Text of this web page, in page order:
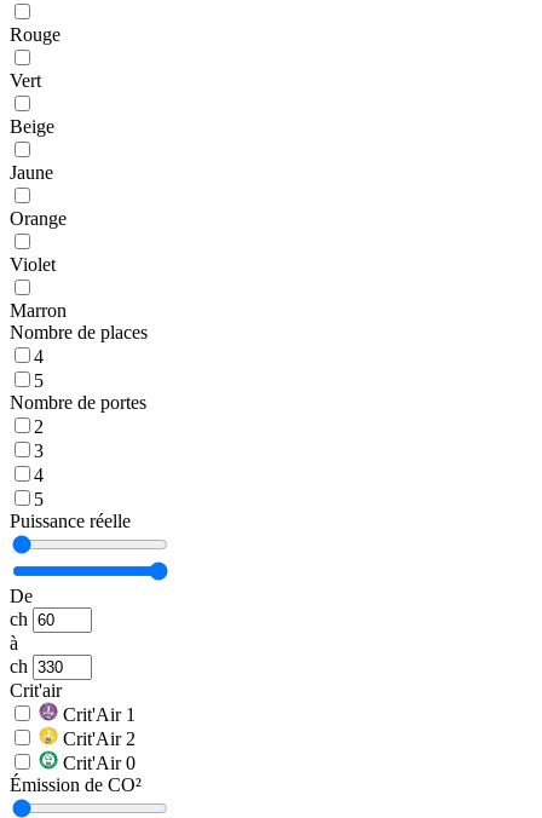
Rouge
Vert
Beige
Jaune
Orange
Violet
Marron
Nombre de places
4
5
Nombre de portes
2
3
4
5
Puissance réelle
De
ch
à
ch
Crit'air
Crit'Air 1
Crit'Air 2
Crit'Air 0
Émission de CO²